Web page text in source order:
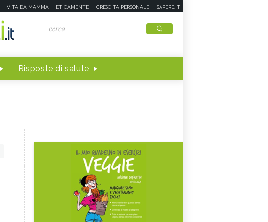
VITA DA MAMMA ETICAMENTE CRESCITA PERSONALE SAPERE.IT
Risposte di salute